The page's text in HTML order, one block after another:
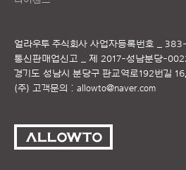
얼라우투 주식회사 사업자등록번호 _
통신판매업신고 _ 제 2017-성남분당-
경기도 성남시 분당구 판교역로192번길
(주) 고객문의 : allowto@naver.com